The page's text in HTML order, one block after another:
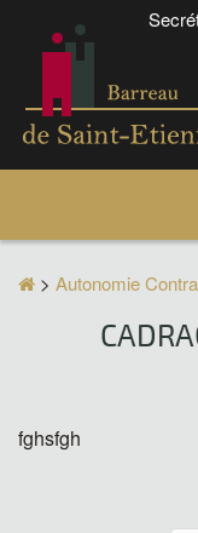
> Autonomie
fghsfgh